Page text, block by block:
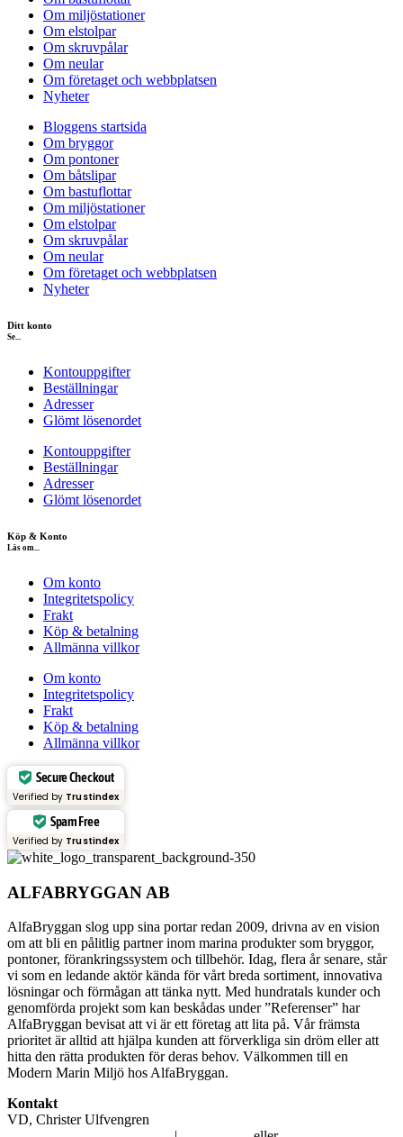
Om miljöstationer
Om elstolpar
Om skruvpålar
Om neular
Om företaget och webbplatsen
Nyheter
Bloggens startsida
Om bryggor
Om pontoner
Om båtslipar
Om bastuflottar
Om miljöstationer
Om elstolpar
Om skruvpålar
Om neular
Om företaget och webbplatsen
Nyheter
Ditt konto
Se...
Kontouppgifter
Beställningar
Adresser
Glömt lösenordet
Kontouppgifter
Beställningar
Adresser
Glömt lösenordet
Köp & Konto
Läs om...
Om konto
Integritetspolicy
Frakt
Köp & betalning
Allmänna villkor
Om konto
Integritetspolicy
Frakt
Köp & betalning
Allmänna villkor
Secure Checkout
Verified by Trustindex
Spam Free
Verified by Trustindex
ALFABRYGGAN AB
AlfaBryggan slog upp sina portar redan 2009, drivna av en vision
om att bli en pålitlig partner inom marina produkter som bryggor,
pontoner, förankringssystem och tillbehör. Idag, flera år senare, står
vi som en ledande aktör kända för vårt breda sortiment, innovativa
lösningar och förmågan att tänka nytt. Med hundratals kunder och
genomförda projekt som kan beskådas under ”Referenser” har
AlfaBryggan bevisat att vi är ett företag att lita på. Vår främsta
prioritet är alltid att hjälpa kunden att förverkliga sin dröm eller att
hitta den rätta produkten för deras behov. Välkommen till en
Modern Marin Miljö hos AlfaBryggan.
Kontakt
VD, Christer Ulfvengren